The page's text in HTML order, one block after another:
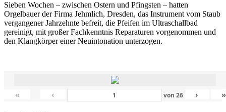
Sieben Wochen – zwischen Ostern und Pfingsten – hatten
Orgelbauer der Firma Jehmlich, Dresden, das Instrument vom Staub
vergangener Jahrzehnte befreit, die Pfeifen im Ultraschallbad
gereinigt, mit großer Fachkenntnis Reparaturen vorgenommen und
den Klangkörper einer Neuintonation unterzogen.
« ‹ von 26 › »